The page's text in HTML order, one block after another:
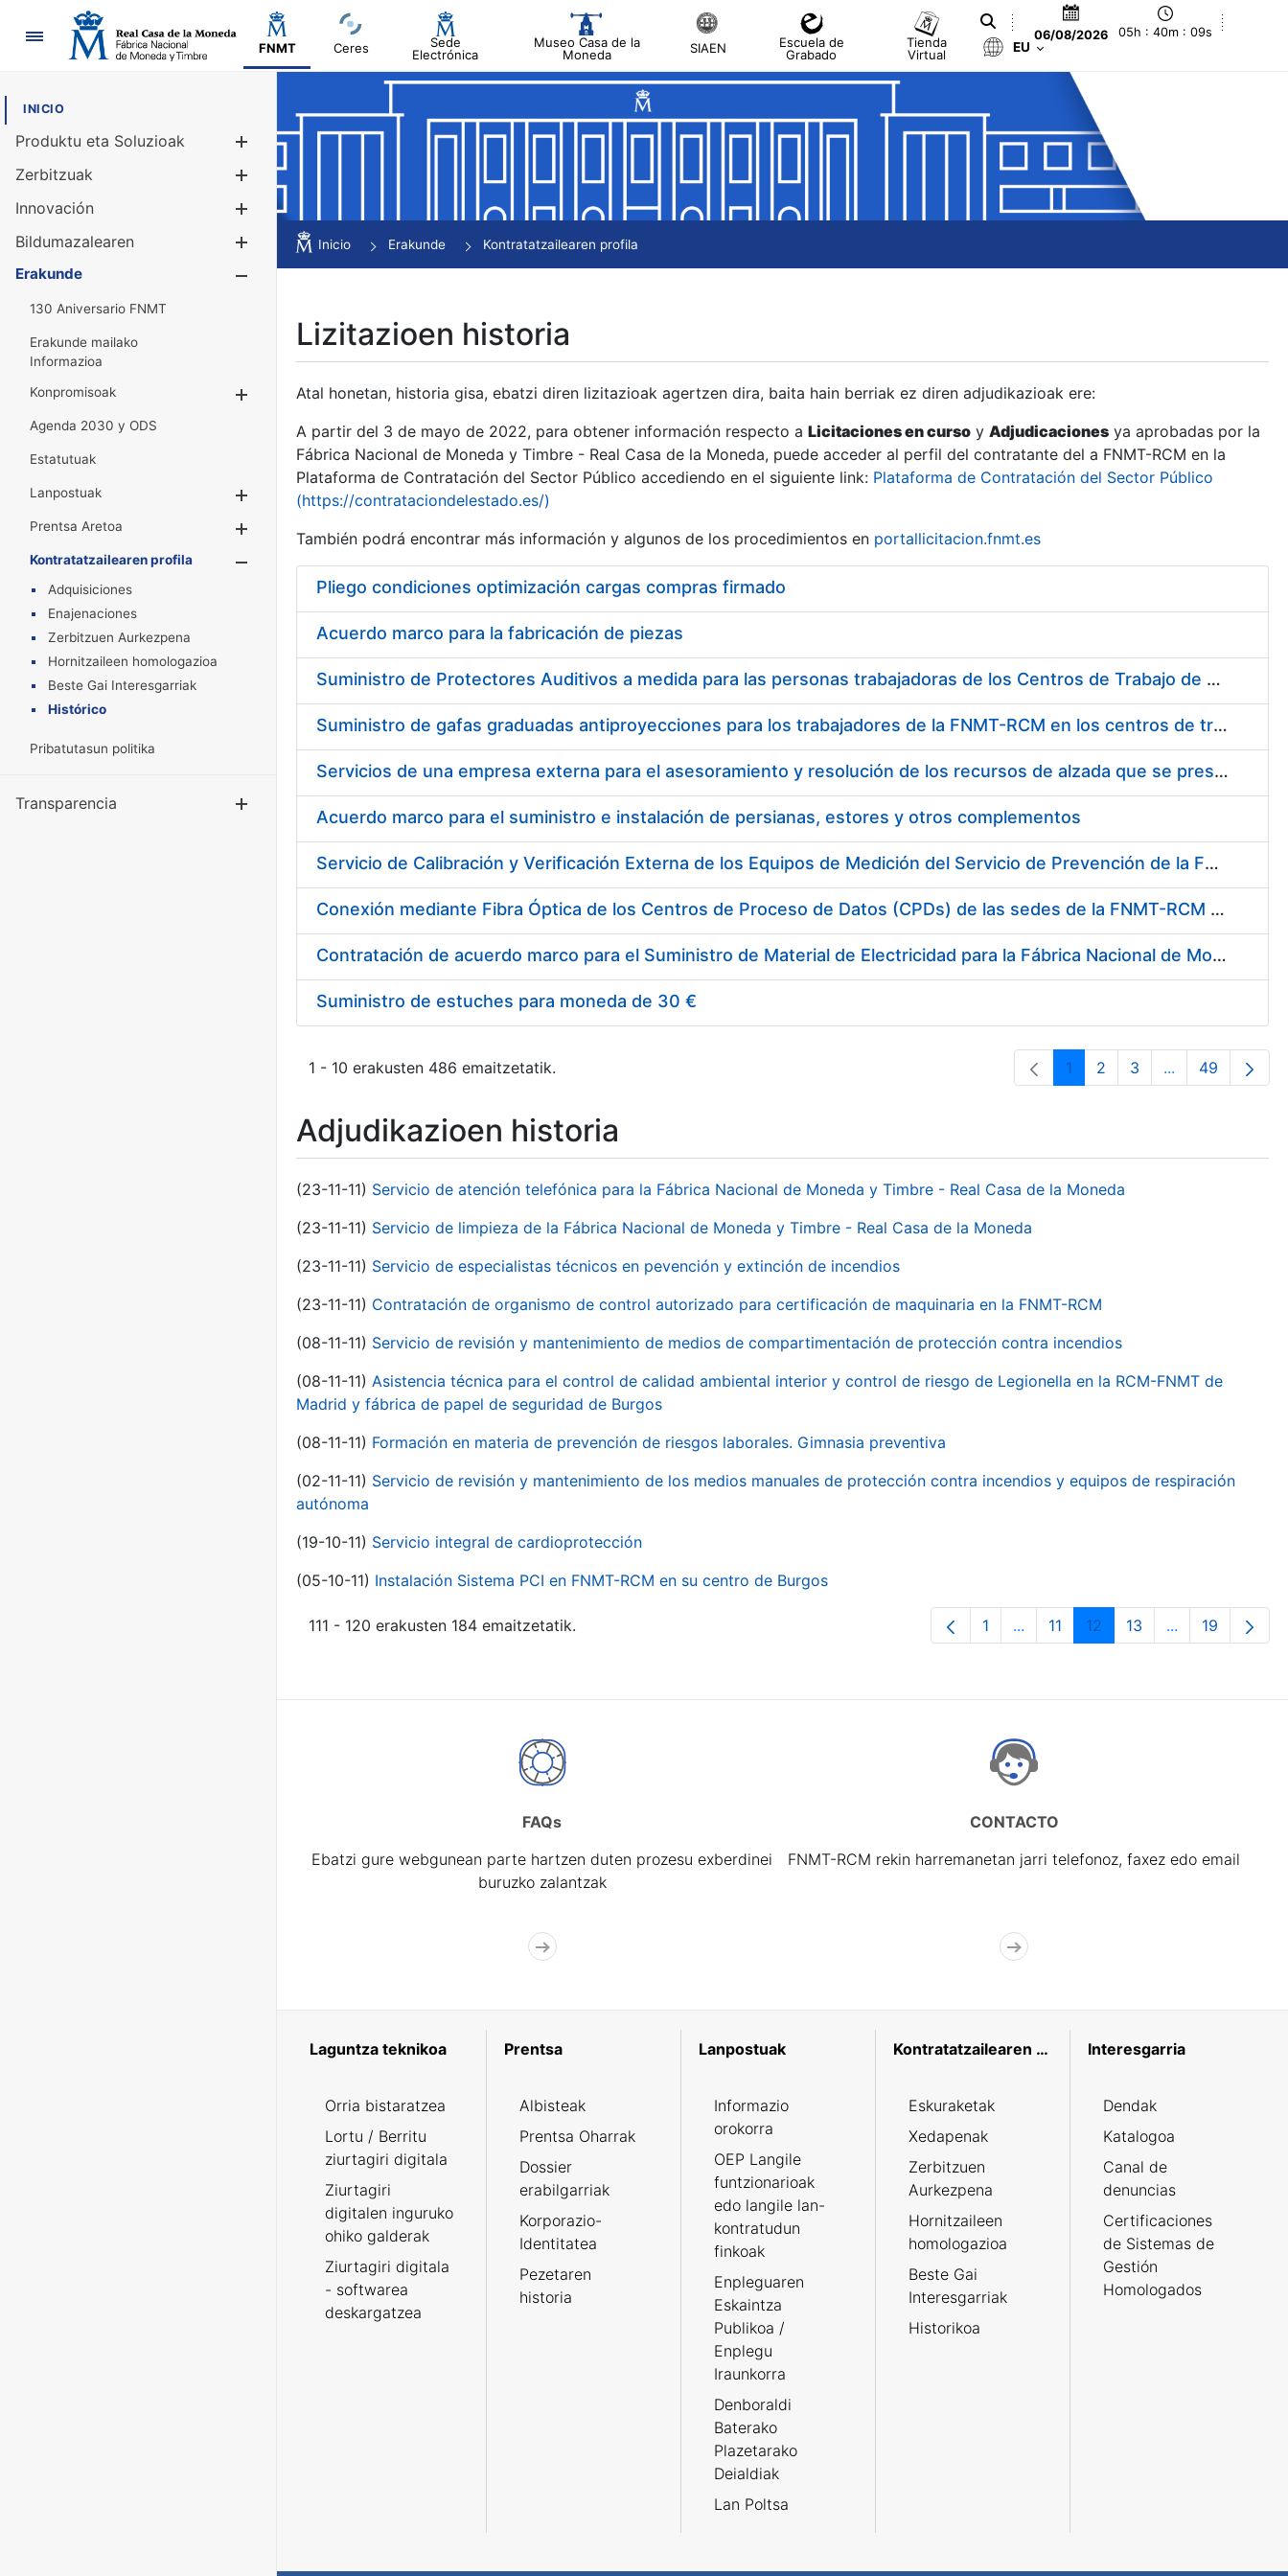
Nabigazioa
FNMT Ceres
Sede
Electrónica
Museo Casa de la
Moneda
SIAEN
Escuela de
Grabado
Tienda
Virtual
06/08/2026 05h : 40m : 10s
EU
INICIO
Produktu eta Soluzioak
Erakutsi/Ezkutatu
Zerbitzuak
Innovación
Bildumazalearen
Erakutsi/Ezkutatu
Erakunde
130 Aniversario FNMT
Erakunde mailako
Informazioa
Konpromisoak
Erakutsi/Ezkutatu
Agenda 2030 y ODS
Estatutuak
Lanpostuak
Erakutsi/Ezkutatu
Prentsa Aretoa
Erakutsi/Ezkutatu
Kontratatzailearen profila
Erakutsi/Ezkutatu
Adquisiciones
Enajenaciones
Zerbitzuen Aurkezpena
Hornitzaileen homologazioa
Beste Gai Interesgarriak
Histórico
Pribatutasun politika
Transparencia Erakutsi/Ezkutatu
Inicio Erakunde Kontratatzailearen profila
Lizitazioen historia
Atal honetan, historia gisa, ebatzi diren lizitazioak agertzen dira, baita hain berriak ez diren adjudikazioak ere:
A partir del 3 de mayo de 2022, para obtener información respecto a Licitaciones en curso y Adjudicaciones ya aprobadas por la
Fábrica Nacional de Moneda y Timbre - Real Casa de la Moneda, puede acceder al perfil del contratante del a FNMT-RCM en la
Plataforma de Contratación del Sector Público accediendo en el siguiente link: Plataforma de Contratación del Sector Público
(https://contrataciondelestado.es/)
También podrá encontrar más información y algunos de los procedimientos en portallicitacion.fnmt.es
Pliego condiciones optimización cargas compras firmado
Acuerdo marco para la fabricación de piezas
Suministro de Protectores Auditivos a medida para las personas trabajadoras de los Centros de Trabajo de Madrid y Burgos
Suministro de gafas graduadas antiproyecciones para los trabajadores de la FNMT-RCM en los centros de trabajo de Madrid y Burgos
Servicios de una empresa externa para el asesoramiento y resolución de los recursos de alzada que se presentan relacionados con procesos de selección para la FNMT-RCM
Acuerdo marco para el suministro e instalación de persianas, estores y otros complementos
Servicio de Calibración y Verificación Externa de los Equipos de Medición del Servicio de Prevención de la FNMT-RCM
Conexión mediante Fibra Óptica de los Centros de Proceso de Datos (CPDs) de las sedes de la FNMT-RCM de Burgos y Madrid
Contratación de acuerdo marco para el Suministro de Material de Electricidad para la Fábrica Nacional de Moneda y Timbre-Real Casa de la Moneda en su centro de trabajo de Burgos
Suministro de estuches para moneda de 30 €
1 - 10 erakusten 486 emaitzetatik. Orrialdea
1 Orrialdea
2 Orrialdea
3 ...Intermediate
Orrialdea
49
Adjudikazioen historia
(23-11-11) Servicio de atención telefónica para la Fábrica Nacional de Moneda y Timbre - Real Casa de la Moneda
(23-11-11) Servicio de limpieza de la Fábrica Nacional de Moneda y Timbre - Real Casa de la Moneda
(23-11-11) Servicio de especialistas técnicos en pevención y extinción de incendios
(23-11-11) Contratación de organismo de control autorizado para certificación de maquinaria en la FNMT-RCM
(08-11-11) Servicio de revisión y mantenimiento de medios de compartimentación de protección contra incendios
(08-11-11) Asistencia técnica para el control de calidad ambiental interior y control de riesgo de Legionella en la RCM-FNMT de
Madrid y fábrica de papel de seguridad de Burgos
(08-11-11) Formación en materia de prevención de riesgos laborales. Gimnasia preventiva
(02-11-11) Servicio de revisión y mantenimiento de los medios manuales de protección contra incendios y equipos de respiración
autónoma
(19-10-11) Servicio integral de cardioprotección
(05-10-11) Instalación Sistema PCI en FNMT-RCM en su centro de Burgos
111 - 120 erakusten 184 emaitzetatik. Orrialdea
1 ...Intermediate Pages Use TAB to
Orrialdea
11 Orrialdea
12 Orrialdea
13 ...Intermediate
Orrialdea
19
FAQs
Ebatzi gure webgunean parte hartzen duten prozesu exberdinei
buruzko zalantzak
CONTACTO
FNMT-RCM rekin harremanetan jarri telefonoz, faxez edo email
Laguntza teknikoa
Orria bistaratzea
Lortu / Berritu
ziurtagiri digitala
Ziurtagiri
digitalen inguruko
ohiko galderak
Ziurtagiri digitala
- softwarea
deskargatzea
Prentsa
Albisteak
Prentsa Oharrak
Dossier
erabilgarriak
Korporazio-
Identitatea
Pezetaren
historia
Lanpostuak
Informazio
orokorra
OEP Langile
funtzionarioak
edo langile lan-
kontratudun
finkoak
Enpleguaren
Eskaintza
Publikoa /
Enplegu
Iraunkorra
Denboraldi
Baterako
Plazetarako
Deialdiak
Lan Poltsa
Kontratatzailearen profila
Eskuraketak
Xedapenak
Zerbitzuen
Aurkezpena
Hornitzaileen
homologazioa
Beste Gai
Interesgarriak
Historikoa
Interesgarria
Dendak
Katalogoa
Canal de
denuncias
Certificaciones
de Sistemas de
Gestión
Homologados